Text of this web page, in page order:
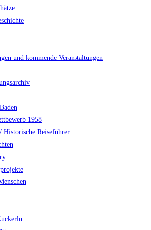
und kommende Veranstaltungen
1958
Historische Reiseführer